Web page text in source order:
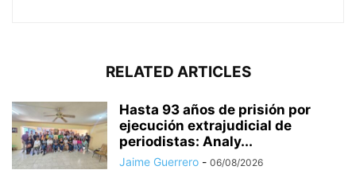
RELATED ARTICLES
Hasta 93 años de prisión por
ejecución extrajudicial de
periodistas: Analy...
Jaime Guerrero - 06/08/2026